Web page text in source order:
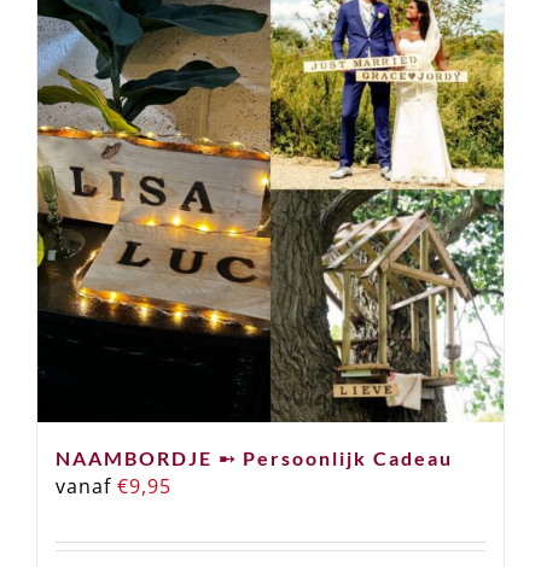
NAAMBORDJE ➸ Persoonlijk Cadeau
vanaf €9,95